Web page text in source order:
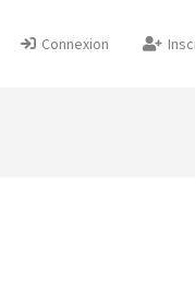
Connexion